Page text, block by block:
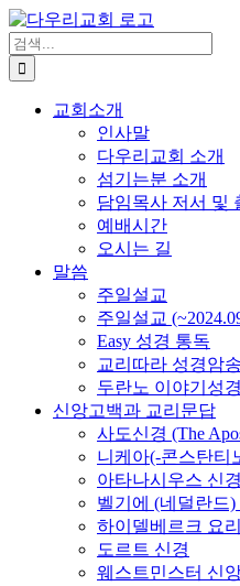
Skip
to
content
검
색
...
교회소개
인사말
다우리교회 소개
섬기는분 소개
담임목사 저서 및
예배시간
오시는 길
말씀
주일설교
주일설교
Easy 성경 통독
교리따라 성경암송
두란노 이야기성경
신앙고백과 교리문답
사도신경 (The
니케아(-콘스탄티
아타나시우스 신경
벨기에 (네덜란드)
하이델베르크 요
도르트 신경
웨스트민스터 신